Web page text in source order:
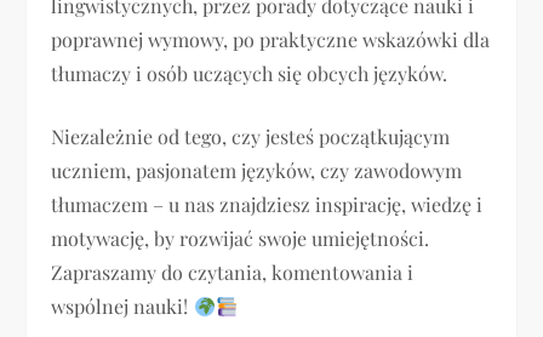
j
a
w
p
i
s
lingwistycznych, przez porady dotyczące nauki i
poprawnej wymowy, po praktyczne wskazówki dla
tłumaczy i osób uczących się obcych języków.
Niezależnie od tego, czy jesteś początkującym
uczniem, pasjonatem języków, czy zawodowym
tłumaczem – u nas znajdziesz inspirację, wiedzę i
motywację, by rozwijać swoje umiejętności.
Zapraszamy do czytania, komentowania i
wspólnej nauki!